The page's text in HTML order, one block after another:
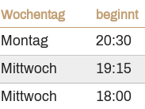
Wochentag beginnt
Montag 20:30
Mittwoch 19:15
Mittwoch 18:00